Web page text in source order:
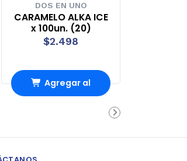
DOS EN UNO
CARAMELO ALKA ICE
x 100un. (20)
$2.498
Agregar al